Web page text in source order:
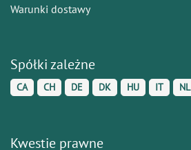
Warunki dostawy
Spółki zależne
CA CH DE DK HU IT NL
Kwestie prawne